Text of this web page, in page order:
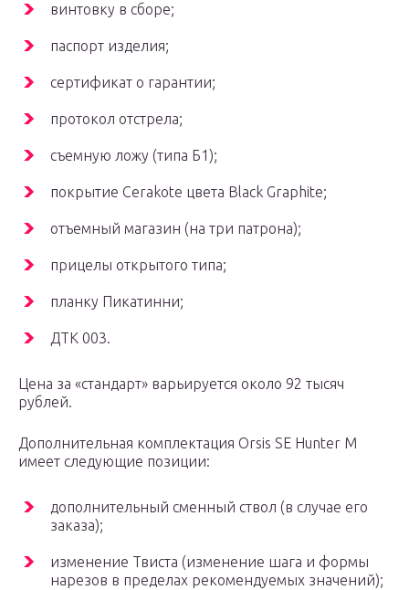
винтовку в сборе;
паспорт изделия;
сертификат о гарантии;
протокол отстрела;
съемную ложу (типа Б1);
покрытие Cerakote цвета Black Graphite;
отъемный магазин (на три патрона);
прицелы открытого типа;
планку Пикатинни;
ДТК 003.
Цена за «стандарт» варьируется около 92 тысяч
рублей.
Дополнительная комплектация Orsis SE Hunter M
имеет следующие позиции:
дополнительный сменный ствол (в случае его
заказа);
изменение Твиста (изменение шага и формы
нарезов в пределах рекомендуемых значений);